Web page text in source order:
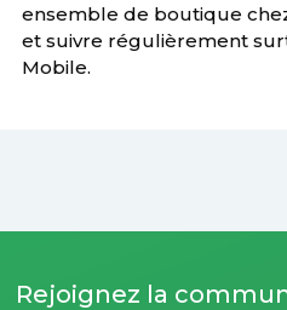
ensemble de boutique
et suivre régulièrement
Mobile.
Rejoignez la